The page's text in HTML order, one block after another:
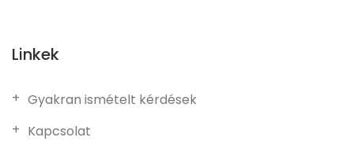
Linkek
Gyakran ismételt kérdések
Kapcsolat